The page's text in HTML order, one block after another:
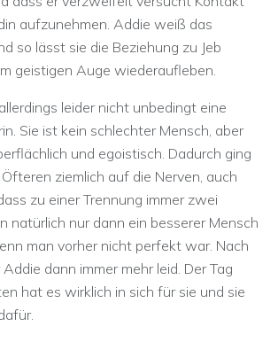
aufzunehmen. Addie weiß das
so lässt sie die Beziehung zu Jeb
geistigen Auge wiederaufleben.
leider nicht unbedingt eine
Sie ist kein schlechter Mensch, aber
und egoistisch. Dadurch ging
ziemlich auf die Nerven, auch
zu einer Trennung immer zwei
natürlich nur dann ein besserer Mensch
man vorher nicht perfekt war. Nach
dann immer mehr leid. Der Tag
hat es wirklich in sich für sie und sie